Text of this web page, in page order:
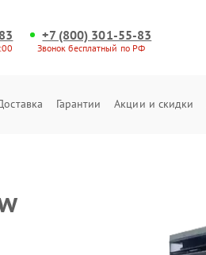
+7 (800) 301-55-83
Звонок бесплатный по РФ
Гарантии Акции и скидки